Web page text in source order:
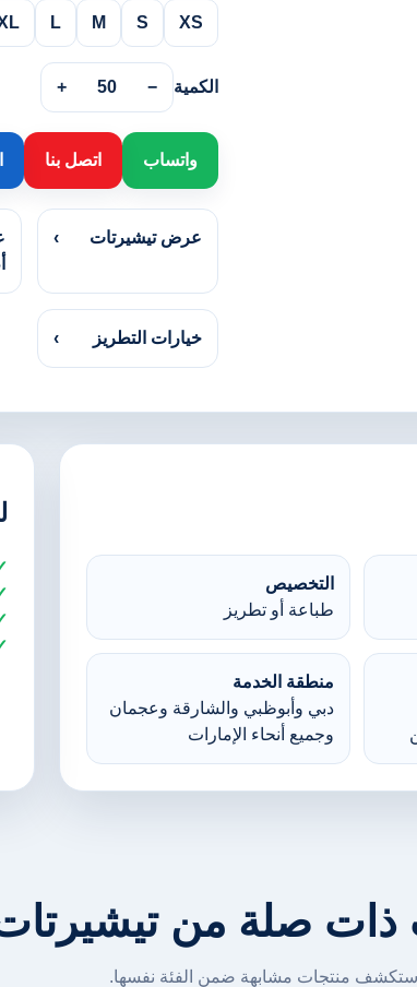
XS
S
M
L
الكمية −
50
+
واتساب اتصل بنا
عرض تيشيرتات ›
خيارات التطريز ›
التخصيص
طباعة أو تطريز
منطقة الخدمة
دبي وأبوظبي والشارقة وعجمان
وجميع أنحاء الإمارات
ذات صلة من
استكشف منتجات مشابهة ضمن الفئة نفسها.